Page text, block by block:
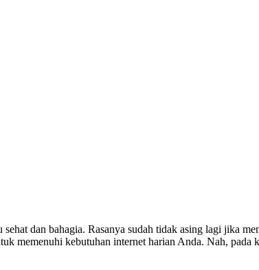
dan bahagia. Rasanya sudah tidak asing lagi jika
memenuhi kebutuhan internet harian Anda. Nah, pada